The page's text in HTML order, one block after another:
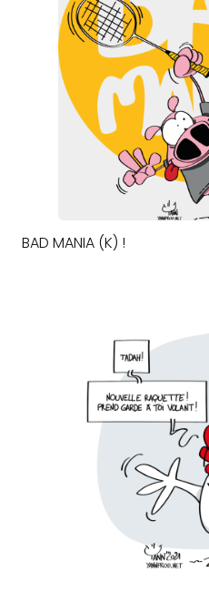
BAD MANIA (K) !